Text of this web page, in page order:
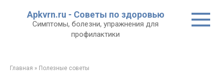
Apkvrn.ru - Советы по здоровью
Симптомы, болезни, упражнения для
профилактики
Главная » Полезные советы